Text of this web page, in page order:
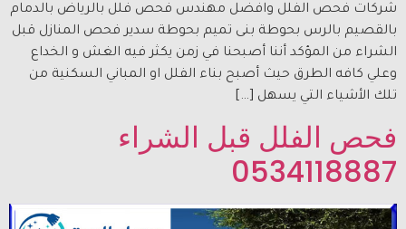
شركات فحص الفلل وافضل مهندس فحص فلل بالرياض بالدمام
بالقصيم بالرس بحوطة بنى تميم بحوطة سدير فحص المنازل قبل
الشراء من المؤكد أننا أصبحنا في زمن يكثر فيه الغش و الخداع
وعلي كافه الطرق حيث أصبح بناء الفلل او المباني السكنية من
تلك الأشياء التي يسهل […]
فحص الفلل قبل الشراء
0534118887